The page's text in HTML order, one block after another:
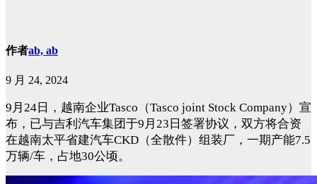
作者ab, ab
9 月 24, 2024
9月24日，越南企业Tasco （Tasco joint Stock Company）宣
布，已与吉利汽车集团于9月23日签署协议，双方将合资
在越南太平省建汽车CKD（全散件）组装厂，一期产能7.5
万辆/车，占地30公顷。